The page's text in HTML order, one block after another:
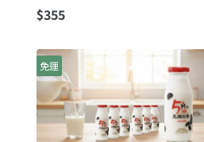
香料
$355
免運